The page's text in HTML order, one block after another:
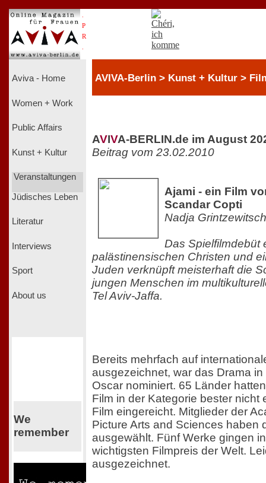
P
R
Aviva - Home
Women + Work
Public Affairs
Kunst + Kultur
Veranstaltungen
Jüdisches Leben
Literatur
Interviews
Sport
About us
We
remember
AVIVA-Berlin > Kunst + Kultur >
AVIVA-BERLIN.de im August
Beitrag vom 23.02.2010
Ajami - ein Film
Scandar Copti
Nadja Grintzewitsch
Das Spielfilmdebüt
palästinensischen Christen und
Juden verknüpft meisterhaft die
jungen Menschen im
Tel Aviv-Jaffa.
Bereits mehrfach auf
ausgezeichnet, war das Drama
Oscar nominiert. 65 Länder
Film in der Kategorie bester nicht
Film eingereicht. Mitglieder der
Picture Arts and Sciences haben
ausgewählt. Fünf Werke gingen
wichtigsten Filmpreis der Welt.
ausgezeichnet.